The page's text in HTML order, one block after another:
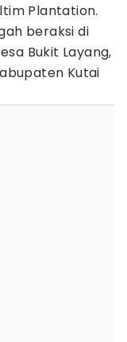
Plantation.
beraksi di
Bukit Layang,
Kutai